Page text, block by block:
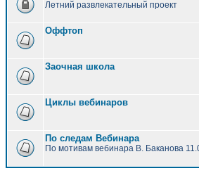
Летний развлекательный проект
Оффтоп
Заочная школа
Циклы вебинаров
По следам Вебинара
По мотивам вебинара В. Баканова